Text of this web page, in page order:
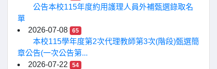
公告本校115年度約用護理人員外補甄選錄取名
單
2026-07-08
65
本校115學年度第2次代理教師第3次(階段)甄選簡
章公告(一次公告第...
2026-07-22
54